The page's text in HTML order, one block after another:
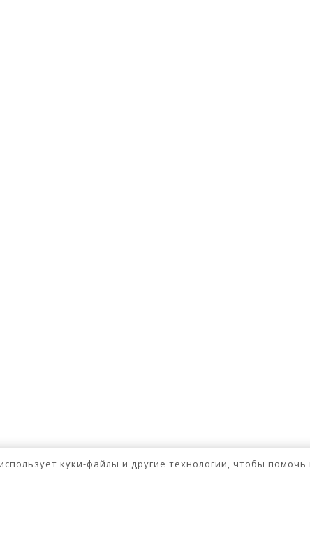
куки-файлы и другие технологии, чтобы